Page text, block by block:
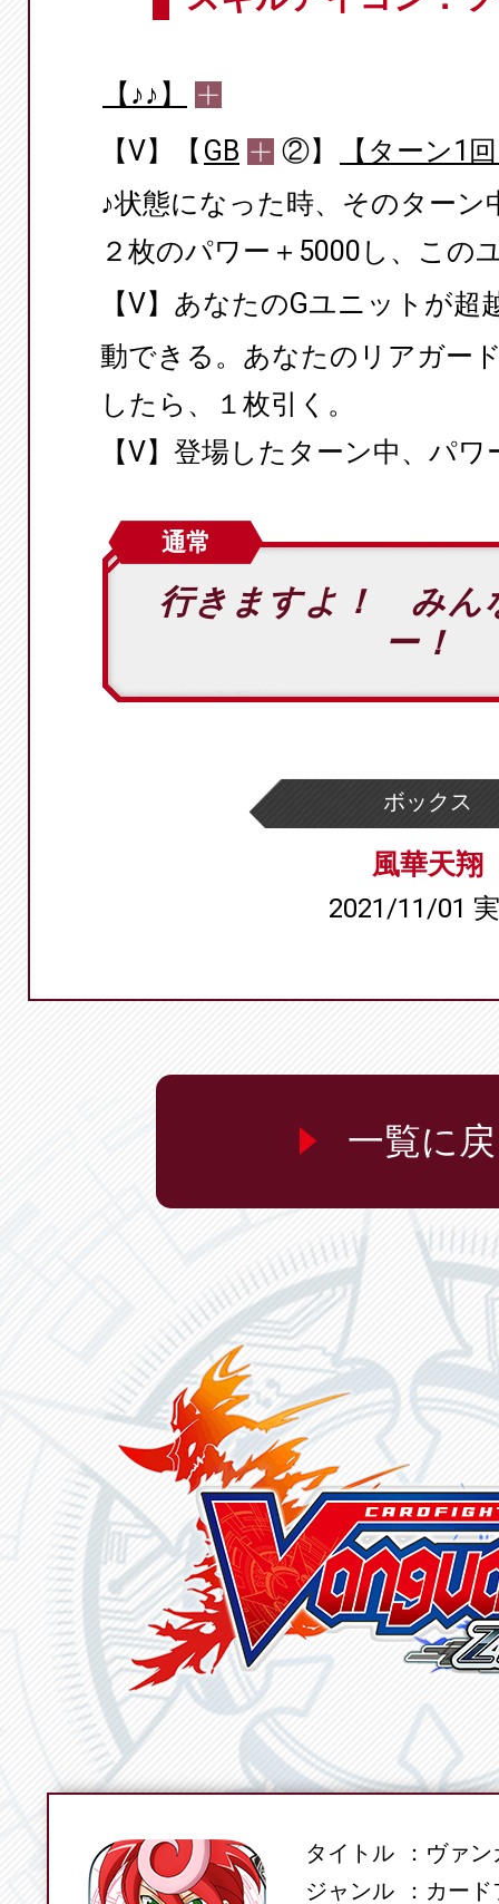
【♪♪】
【V】【 GB ②】
【ターン1
♪状態になった時、そのター
２枚のパワー＋5000し、この
【V】あなたのGユニットが超
動できる。あなたのリアガー
したら、１枚引く。
【V】登場したターン中、パワ
通常
行きますよ！ みん
ー！
ボックス
風華天翔
2021/11/01
一覧に
SPECタイトル
ヴァン
ジャンル
カード